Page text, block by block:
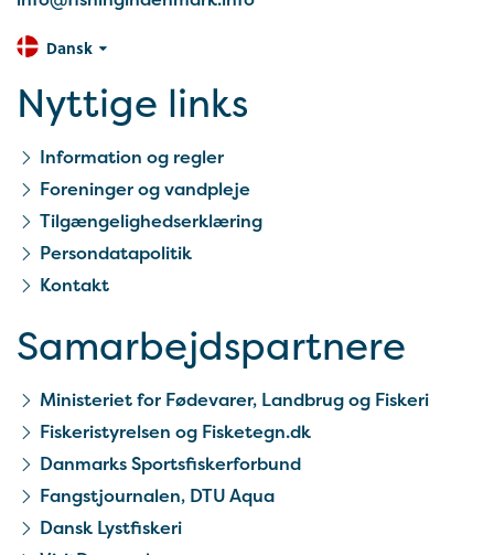
Dansk
Nyttige links
Information og regler
Foreninger og vandpleje
Tilgængelighedserklæring
Persondatapolitik
Kontakt
Samarbejds­partnere
Ministeriet for Fødevarer, Landbrug og Fiskeri
Fiskeristyrelsen og Fisketegn.dk
Danmarks Sportsfiskerforbund
Fangstjournalen, DTU Aqua
Dansk Lystfiskeri